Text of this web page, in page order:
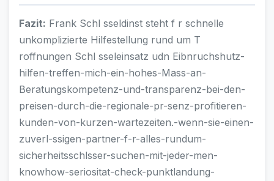
Fazit: Frank Schl sseldinst steht f r schnelle
unkomplizierte Hilfestellung rund um T
roffnungen Schl sseleinsatz udn Eibnruchshutz-
hilfen-treffen-mich-ein-hohes-Mass-an-
Beratungskompetenz-und-transparenz-bei-den-
preisen-durch-die-regionale-pr-senz-profitieren-
kunden-von-kurzen-wartezeiten.-wenn-sie-einen-
zuverl-ssigen-partner-f-r-alles-rundum-
sicherheitsschlsser-suchen-mit-jeder-men-
knowhow-seriositat-check-punktlandung-